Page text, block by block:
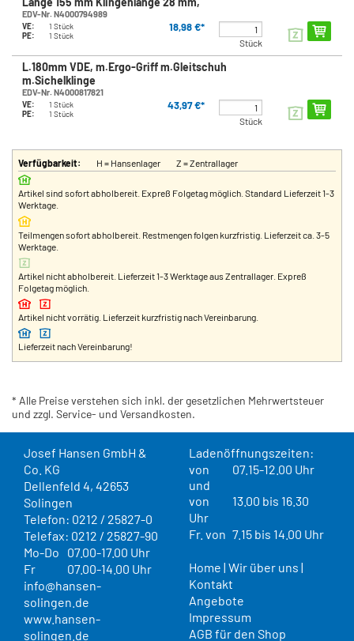
EDV-Nr. N4000794989
VE:
1 Stück
PE:
1 Stück
18,98 €*
Stück
L.180mm VDE, m.Ergo-Griff m.Gleitschuh
m.Sichelklinge
EDV-Nr. N4000817821
VE:
1 Stück
PE:
1 Stück
43,97 €*
Stück
Verfügbarkeit: H = Hansenlager Z = Zentrallager
Artikel sind sofort abholbereit. Expreß Folgetag möglich. Standard Lieferzeit 1-3
Werktage.
Teilmengen sofort abholbereit. Restmengen folgen kurzfristig. Lieferzeit ca. 3-5
Werktage.
Artikel nicht abholbereit. Lieferzeit 1-3 Werktage aus Zentrallager. Expreß
Folgetag möglich.
Artikel nicht vorrätig. Lieferzeit kurzfristig nach Vereinbarung.
Lieferzeit nach Vereinbarung!
* Alle Preise verstehen sich inkl. der gesetzlichen Mehrwertsteuer
und zzgl. Service- und Versandkosten.
Josef Hansen GmbH &
Co. KG
Dellenfeld 4, 42653
Solingen
Telefon: 0212 / 25827-0
Telefax: 0212 / 25827-90
Mo-Do
07.00-17.00 Uhr
Fr
07.00-14.00 Uhr
info@hansen-
solingen.de
www.hansen-
solingen.de
Ladenöffnungszeiten:
von
07.15-12.00 Uhr
und
von
13.00 bis 16.30
Uhr
Fr. von 7.15 bis 14.00 Uhr
Home | Wir über uns |
Kontakt
Angebote
Impressum
AGB für den Shop